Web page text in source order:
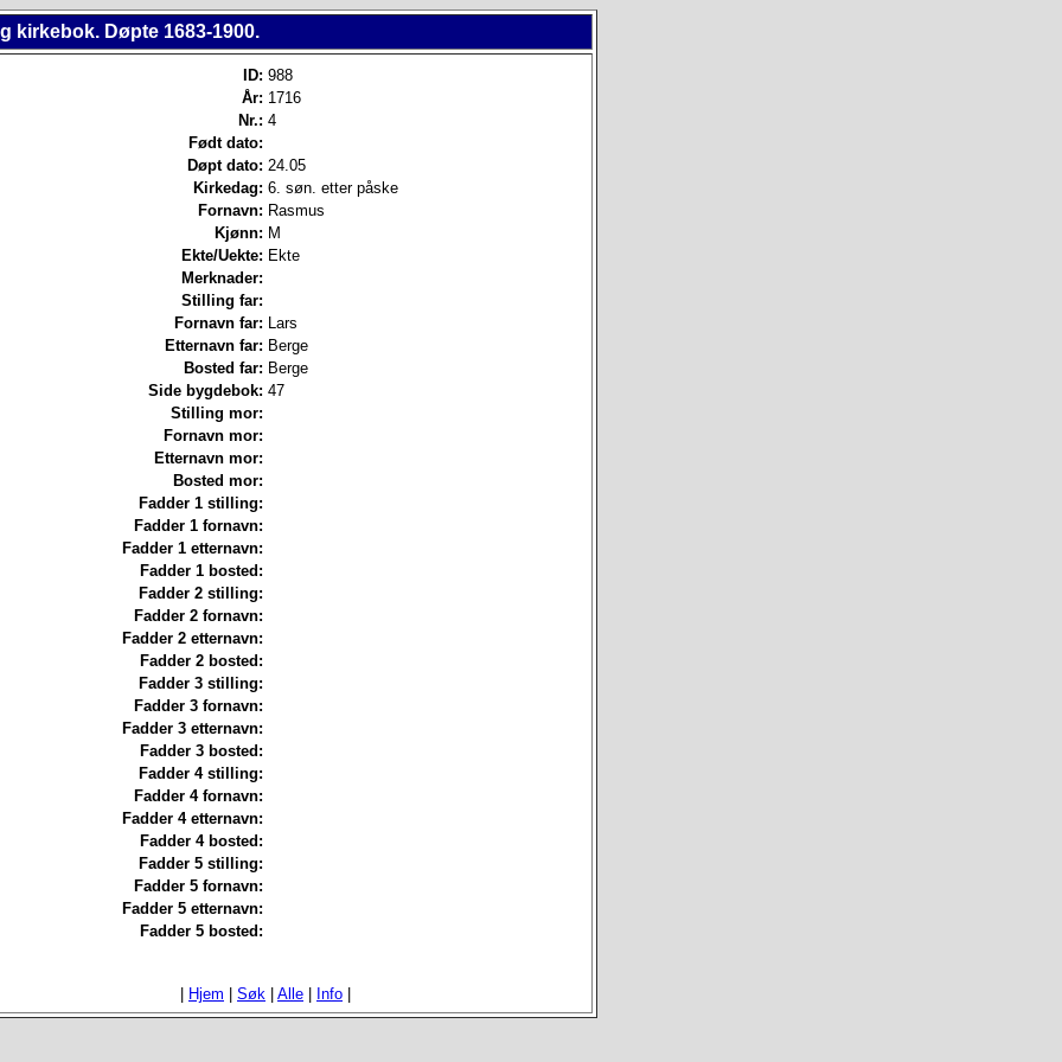
kirkebok. Døpte 1683-1900.
ID: 988
År: 1716
Nr.: 4
Født dato:
Døpt dato: 24.05
Kirkedag: 6. søn. etter påske
Fornavn: Rasmus
Kjønn: M
Ekte/Uekte: Ekte
Merknader:
Stilling far:
Fornavn far: Lars
Etternavn far: Berge
Bosted far: Berge
Side bygdebok: 47
Stilling mor:
Fornavn mor:
Etternavn mor:
Bosted mor:
Fadder 1 stilling:
Fadder 1 fornavn:
Fadder 1 etternavn:
Fadder 1 bosted:
Fadder 2 stilling:
Fadder 2 fornavn:
Fadder 2 etternavn:
Fadder 2 bosted:
Fadder 3 stilling:
Fadder 3 fornavn:
Fadder 3 etternavn:
Fadder 3 bosted:
Fadder 4 stilling:
Fadder 4 fornavn:
Fadder 4 etternavn:
Fadder 4 bosted:
Fadder 5 stilling:
Fadder 5 fornavn:
Fadder 5 etternavn:
Fadder 5 bosted:
Hjem Søk Alle Info